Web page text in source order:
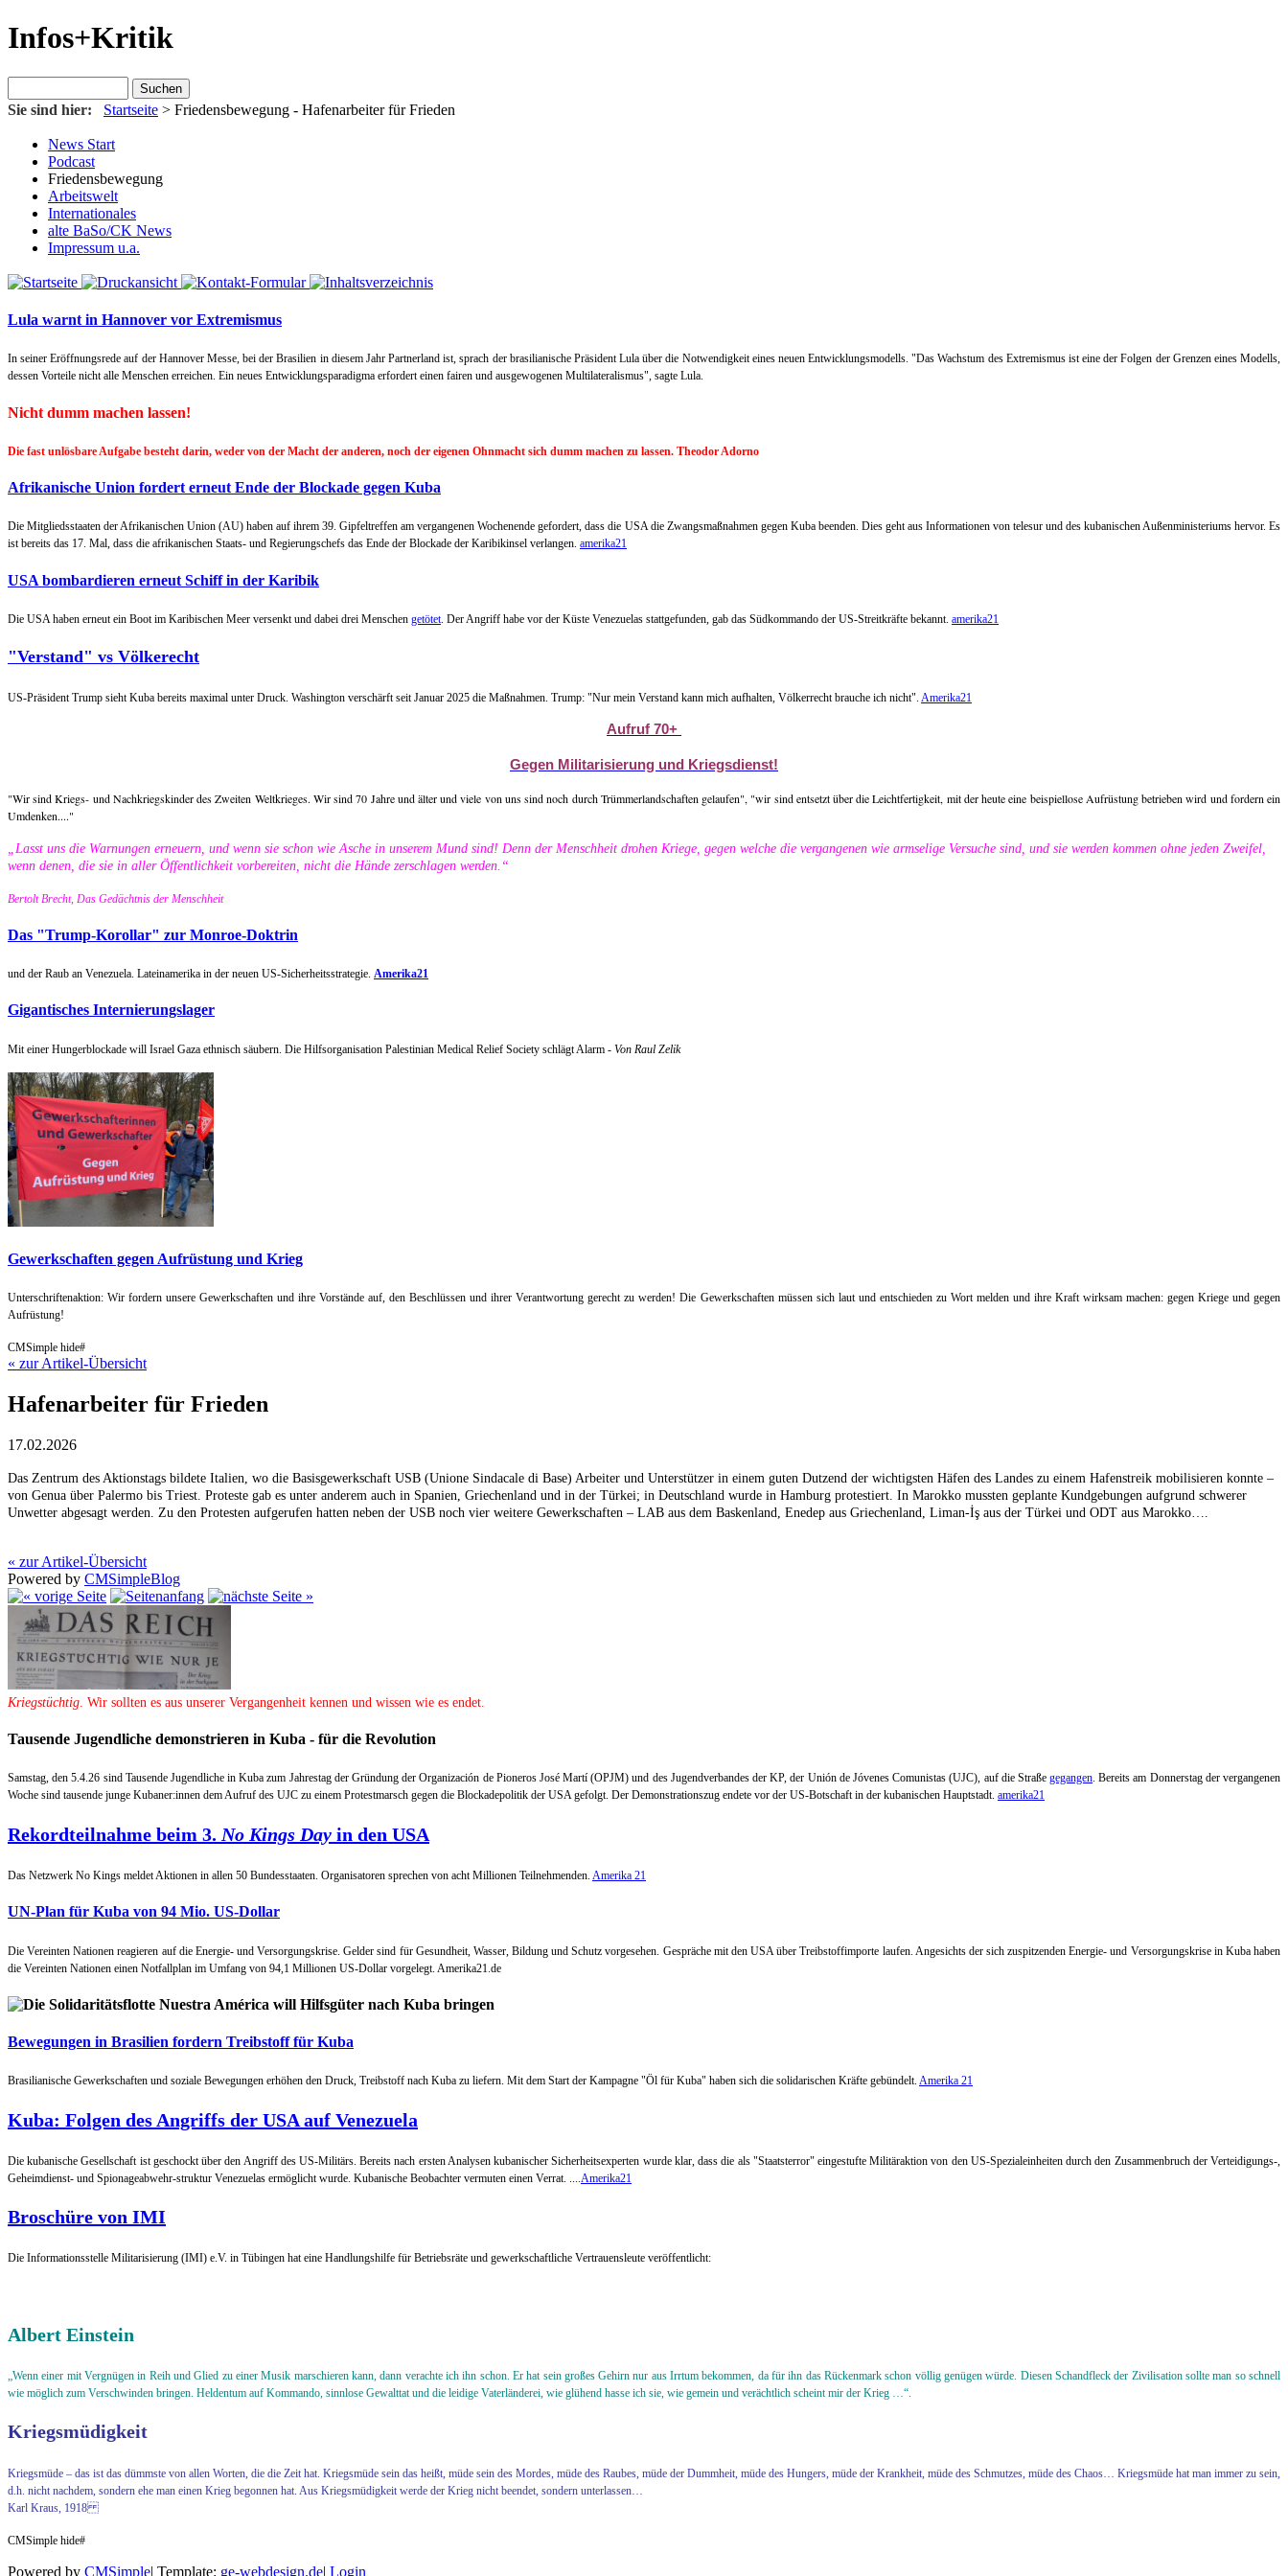
Infos+Kritik
Sie sind hier: Startseite > Friedensbewegung - Hafenarbeiter für Frieden
News Start
Podcast
Friedensbewegung
Arbeitswelt
Internationales
alte BaSo/CK News
Impressum u.a.
Lula warnt in Hannover vor Extremismus
In seiner Eröffnungsrede auf der Hannover Messe, bei der Brasilien in diesem Jahr Partnerland ist, sprach der brasilianische Präsident Lula über die Notwendigkeit eines neuen Entwicklungsmodells. "Das Wachstum des Extremismus ist eine der Folgen der Grenzen eines Modells,
dessen Vorteile nicht alle Menschen erreichen. Ein neues Entwicklungsparadigma erfordert einen fairen und ausgewogenen Multilateralismus", sagte Lula.
Nicht dumm machen lassen!
Die fast unlösbare Aufgabe besteht darin, weder von der Macht der anderen, noch der eigenen Ohnmacht sich dumm machen zu lassen. Theodor Adorno
Afrikanische Union fordert erneut Ende der Blockade gegen Kuba
Die Mitgliedsstaaten der Afrikanischen Union (AU) haben auf ihrem 39. Gipfeltreffen am vergangenen Wochenende gefordert, dass die USA die Zwangsmaßnahmen gegen Kuba beenden. Dies geht aus Informationen von telesur und des kubanischen Außenministeriums hervor. Es
ist bereits das 17. Mal, dass die afrikanischen Staats- und Regierungschefs das Ende der Blockade der Karibikinsel verlangen. amerika21
USA bombardieren erneut Schiff in der Karibik
Die USA haben erneut ein Boot im Karibischen Meer versenkt und dabei drei Menschen getötet. Der Angriff habe vor der Küste Venezuelas stattgefunden, gab das Südkommando der US-Streitkräfte bekannt. amerika21
"Verstand" vs Völkerecht
US-Präsident Trump sieht Kuba bereits maximal unter Druck. Washington verschärft seit Januar 2025 die Maßnahmen. Trump: "Nur mein Verstand kann mich aufhalten, Völkerrecht brauche ich nicht". Amerika21
Aufruf 70+
Gegen Militarisierung und Kriegsdienst!
"Wir sind Kriegs- und Nachkriegskinder des Zweiten Weltkrieges. Wir sind 70 Jahre und älter und viele von uns sind noch durch Trümmerlandschaften gelaufen", "wir sind entsetzt über die Leichtfertigkeit, mit der heute eine beispiellose Aufrüstung betrieben wird und fordern ein
Umdenken...."
„Lasst uns die Warnungen erneuern, und wenn sie schon wie Asche in unserem Mund sind! Denn der Menschheit drohen Kriege, gegen welche die vergangenen wie armselige Versuche sind, und sie werden kommen ohne jeden Zweifel,
wenn denen, die sie in aller Öffentlichkeit vorbereiten, nicht die Hände zerschlagen werden.“
Bertolt Brecht, Das Gedächtnis der Menschheit
Das "Trump-Korollar" zur Monroe-Doktrin
und der Raub an Venezuela. Lateinamerika in der neuen US-Sicherheitsstrategie. Amerika21
Gigantisches Internierungslager
Mit einer Hungerblockade will Israel Gaza ethnisch säubern. Die Hilfsorganisation Palestinian Medical Relief Society schlägt Alarm - Von Raul Zelik
Gewerkschaften gegen Aufrüstung und Krieg
Unterschriftenaktion: Wir fordern unsere Gewerkschaften und ihre Vorstände auf, den Beschlüssen und ihrer Verantwortung gerecht zu werden! Die Gewerkschaften müssen sich laut und entschieden zu Wort melden und ihre Kraft wirksam machen: gegen Kriege und gegen
Aufrüstung!
CMSimple hide#
« zur Artikel-Übersicht
Hafenarbeiter für Frieden
17.02.2026
Das Zentrum des Aktionstags bildete Italien, wo die Basisgewerkschaft USB (­Unione Sindacale di Base) Arbeiter und Unterstützer in einem guten Dutzend der wichtigsten Häfen des Landes zu einem Hafenstreik mobilisieren konnte –
von Genua über Palermo bis Triest. Proteste gab es unter anderem auch in Spanien, Griechenland und in der Türkei; in Deutschland wurde in Hamburg protestiert. In Marokko mussten geplante Kundgebungen aufgrund schwerer
Unwetter abgesagt werden. Zu den Protesten aufgerufen hatten neben der USB noch vier weitere Gewerkschaften – LAB aus dem Baskenland, Enedep aus Griechenland, Liman-İş aus der Türkei und ODT aus Marokko….
« zur Artikel-Übersicht
Powered by CMSimpleBlog
Kriegstüchtig . Wir sollten es aus unserer Vergangenheit kennen und wissen wie es endet.
Tausende Jugendliche demonstrieren in Kuba - für die Revolution
Samstag, den 5.4.26 sind Tausende Jugendliche in Kuba zum Jahrestag der Gründung der Organización de Pioneros José Martí (OPJM) und des Jugendverbandes der KP, der Unión de Jóvenes Comunistas (UJC), auf die Straßegegangen.Bereits am Donnerstag der vergangenen
Woche sind tausende junge Kubaner:innen dem Aufruf des UJC zu einem Protestmarsch gegen die Blockadepolitik der USA gefolgt. Der Demonstrationszug endete vor der US-Botschaft in der kubanischen Hauptstadt. amerika21
Rekordteilnahme beim 3. No Kings Day in den USA
Das Netzwerk No Kings meldet Aktionen in allen 50 Bundesstaaten. Organisatoren sprechen von acht Millionen Teilnehmenden. Amerika 21
UN-Plan für Kuba von 94 Mio. US-Dollar
Die Vereinten Nationen reagieren auf die Energie- und Versorgungskrise. Gelder sind für Gesundheit, Wasser, Bildung und Schutz vorgesehen. Gespräche mit den USA über Treibstoffimporte laufen. Angesichts der sich zuspitzenden Energie- und Versorgungskrise in Kuba haben
die Vereinten Nationen einen Notfallplan im Umfang von 94,1 Millionen US-Dollar vorgelegt. Amerika21.de
Bewegungen in Brasilien fordern Treibstoff für Kuba
Brasilianische Gewerkschaften und soziale Bewegungen erhöhen den Druck, Treibstoff nach Kuba zu liefern. Mit dem Start der Kampagne "Öl für Kuba" haben sich die solidarischen Kräfte gebündelt. Amerika 21
Kuba: Folgen des Angriffs der USA auf Venezuela
Die kubanische Gesellschaft ist geschockt über den Angriff des US-Militärs. Bereits nach ersten Analysen kubanischer Sicherheitsexperten wurde klar, dass die als "Staatsterror" eingestufte Militäraktion von den US-Spezialeinheiten durch den Zusammenbruch der Verteidigungs-,
Geheimdienst- und Spionageabwehr-struktur Venezuelas ermöglicht wurde. Kubanische Beobachter vermuten einen Verrat. ....Amerika21
Broschüre von IMI
Die Informationsstelle Militarisierung (IMI) e.V. in Tübingen hat eine Handlungshilfe für Betriebsräte und gewerkschaftliche Vertrauensleute veröffentlicht:
Albert Einstein
„Wenn einer mit Vergnügen in Reih und Glied zu einer Musik marschieren kann, dann verachte ich ihn schon. Er hat sein großes Gehirn nur aus Irrtum bekommen, da für ihn das Rückenmark schon völlig genügen würde. Diesen Schandfleck der Zivilisation sollte man so schnell
wie möglich zum Verschwinden bringen. Heldentum auf Kommando, sinnlose Gewalttat und die leidige Vaterländerei, wie glühend hasse ich sie, wie gemein und verächtlich scheint mir der Krieg …“.
Kriegsmüdigkeit
Kriegsmüde – das ist das dümmste von allen Worten, die die Zeit hat. Kriegsmüde sein das heißt, müde sein des Mordes, müde des Raubes, müde der Dummheit, müde des Hungers, müde der Krankheit, müde des Schmutzes, müde des Chaos… Kriegsmüde hat man immer zu sein,
d.h. nicht nachdem, sondern ehe man einen Krieg begonnen hat. Aus Kriegsmüdigkeit werde der Krieg nicht beendet, sondern unterlassen…
Karl Kraus, 1918
CMSimple hide#
Powered by CMSimple| Template: ge-webdesign.de| Login